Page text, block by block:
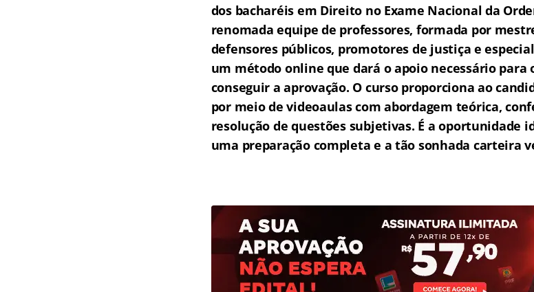
dos bacharéis em Direito no Exame Nacional da
renomada equipe de professores, formada por
defensores públicos, promotores de justiça e
um método online que dará o apoio necessário para
conseguir a aprovação. O curso proporciona ao
por meio de videoaulas com abordagem teórica,
resolução de questões subjetivas. É a oportunidade
uma preparação completa e a tão sonhada carteira